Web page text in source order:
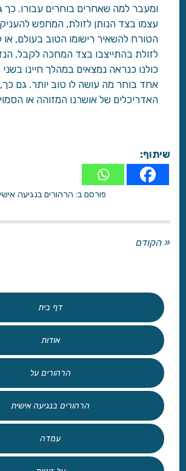
ומעבר למה שאחרים בוחרים עבורו. כך
עצמו בצד הנותן לזולת, המחפש
הטורח להשאיר רישומו הטוב בעולם, או
לזולת בהתייצבו בצד המחכה לקבל,
כולנו כנראה נמצאים במהלך חיינו
אחד בוחר מה עושה לו טוב יותר. גם
האדריכלים של אושרנו המזוהה או
שיתוף:
פורסם ב: הרהורים בנגיעה
« הקודם
דף בית
אודות
הרהורים על
הרהורים בנגיעה אישית
עמדה